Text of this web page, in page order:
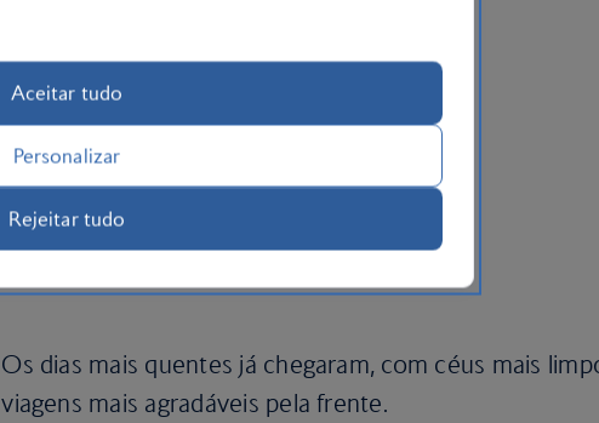
Os dias mais quentes já chegaram, com céus mais
viagens mais agradáveis pela frente.
Aceitar tudo
Personalizar
Rejeitar tudo